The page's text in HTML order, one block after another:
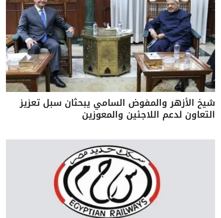
شيخ الأزهر والمفوض السامي يبحثان سبل تعزيز
التعاون لدعم اللاجئين والمعوزين